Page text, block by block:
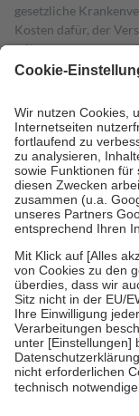
gesetzliche
Kosten dafür, der
mit.
Grundsätzlich leisten
höchstens zehn Euro.
Kosten der Leistung
Diese Regeln gelten
Bei Heilmitteln und
Zuzahlung zehn
Verordnung.
Um das Engagement
stärken und die
fallenkeine
• Kindern und
mit Ausnahme der
• Untersuchungen
GKV getragen werden
• empfohlenen
• Harn- und